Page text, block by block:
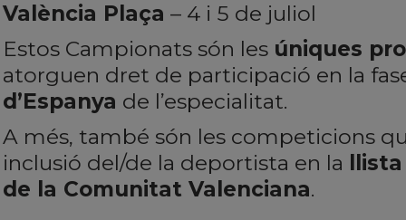
València Plaça – 4 i 5 de juliol
Estos Campionats són les úniques
atorguen dret de participació en la
d’Espanya de l’especialitat.
A més, també són les competicions
inclusió del/de la deportista en la
de la Comunitat Valenciana.